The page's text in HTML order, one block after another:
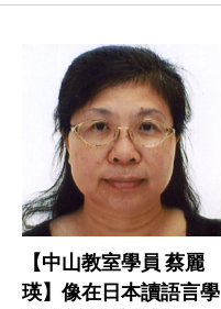
【中山教室學員 蔡麗
瑛】像在日本讀語言學